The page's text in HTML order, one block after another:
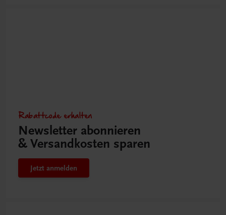
Rabattcode erhalten
Newsletter abonnieren
& Versandkosten sparen
Jetzt anmelden